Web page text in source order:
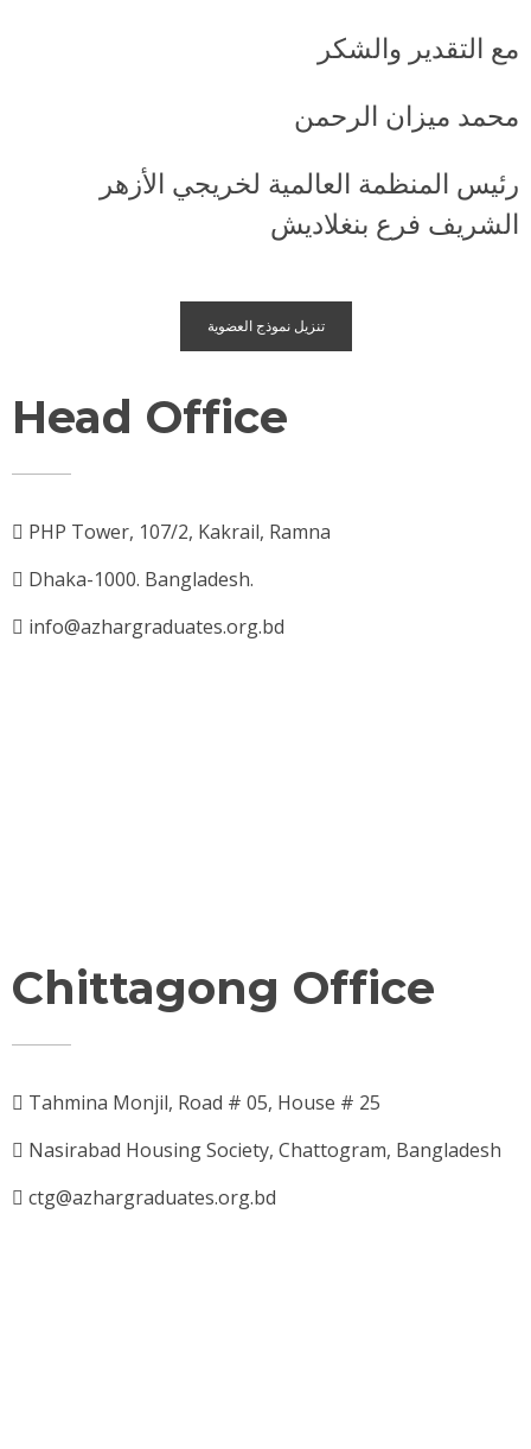
مع التقدير والشكر
محمد ميزان الرحمن
رئيس المنظمة العالمية لخريجي الأزهر
الشريف فرع بنغلاديش
تنزيل نموذج العضوية
Head Office
PHP Tower, 107/2, Kakrail, Ramna
Dhaka-1000. Bangladesh.
info@azhargraduates.org.bd
Chittagong Office
Tahmina Monjil, Road # 05, House # 25
Nasirabad Housing Society, Chattogram, Bangladesh
ctg@azhargraduates.org.bd